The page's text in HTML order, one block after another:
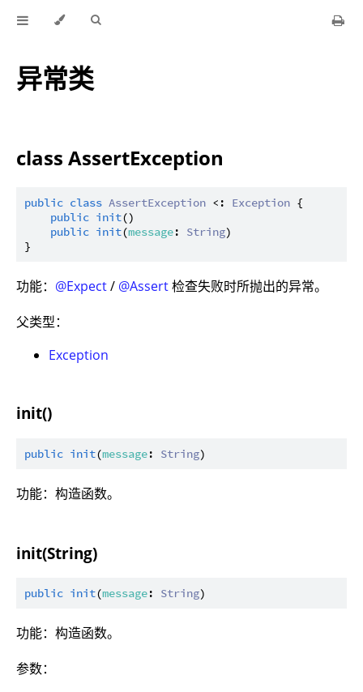
异常类
class AssertException
public class AssertException <: Exception {
public init()
public init(message: String)
功能： @Expect/ @Assert检查失败时所抛出的异常。
父类型：
Exception
init()
public init(message: String
功能：构造函数。
init(String)
public init(message: String
功能：构造函数。
参数：